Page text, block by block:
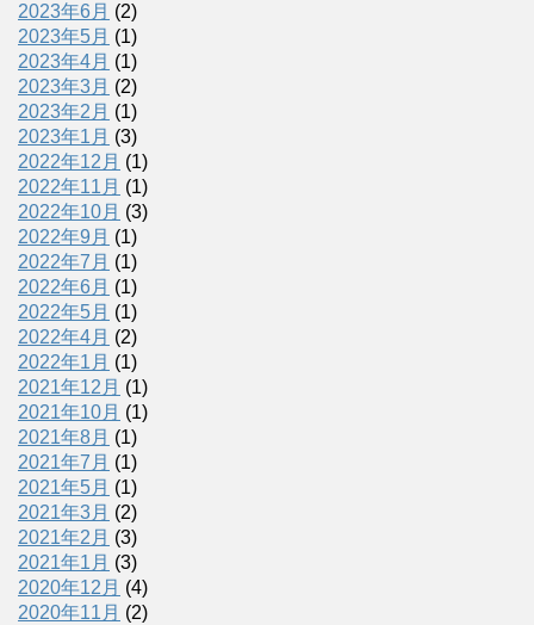
2023年6月 (2)
2023年5月 (1)
2023年4月 (1)
2023年3月 (2)
2023年2月 (1)
2023年1月 (3)
2022年12月 (1)
2022年11月 (1)
2022年10月 (3)
2022年9月 (1)
2022年7月 (1)
2022年6月 (1)
2022年5月 (1)
2022年4月 (2)
2022年1月 (1)
2021年12月 (1)
2021年10月 (1)
2021年8月 (1)
2021年7月 (1)
2021年5月 (1)
2021年3月 (2)
2021年2月 (3)
2021年1月 (3)
2020年12月 (4)
2020年11月 (2)